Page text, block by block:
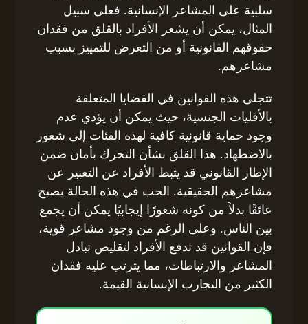
سلبية على المشاعر الإنسانية. فعلى سبيل
المثال، يمكن أن يشعر الأفراد بالقلق من فقدان
حقوقهم القانونية أو من التعرض للتمييز بسبب
مشاعرهم.
تتجلى هذه القوانين في القضايا المتعلقة
بالأقليات الجنسية، حيث يمكن أن يؤدي عدم
وجود حماية قانونية كافية لهذه الفئات إلى شعور
بالاضطهاد. هذا القلق بشأن التحرك بأمان ضمن
الإطار القانوني قد يثبط الأفراد عن التعبير عن
مشاعرهم الحقيقية. الحب في هذه الحالة يصبح
عائقًا بدلاً من كونه شعورًا إيجابيًا يمكن أن يجمع
بين الناس. وعلى الرغم من وجود مشاعر قوية،
فإن القوانين قد تدفع الأفراد لتقليص تبادل
المشاعر والارتباطات، مما يترتب عليه فقدان
الكثير من التجارب الإنسانية القيمة.